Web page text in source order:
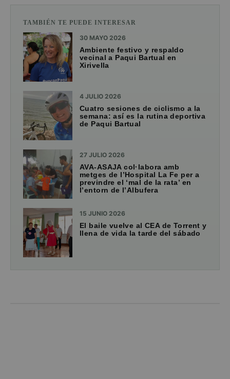
TAMBIÉN TE PUEDE INTERESAR
30 MAYO 2026
Ambiente festivo y respaldo
vecinal a Paqui Bartual en
Xirivella
4 JULIO 2026
Cuatro sesiones de ciclismo a la
semana: así es la rutina deportiva
de Paqui Bartual
27 JULIO 2026
AVA-ASAJA col·labora amb
metges de l’Hospital La Fe per a
previndre el ‘mal de la rata’ en
l’entorn de l’Albufera
15 JUNIO 2026
El baile vuelve al CEA de Torrent y
llena de vida la tarde del sábado